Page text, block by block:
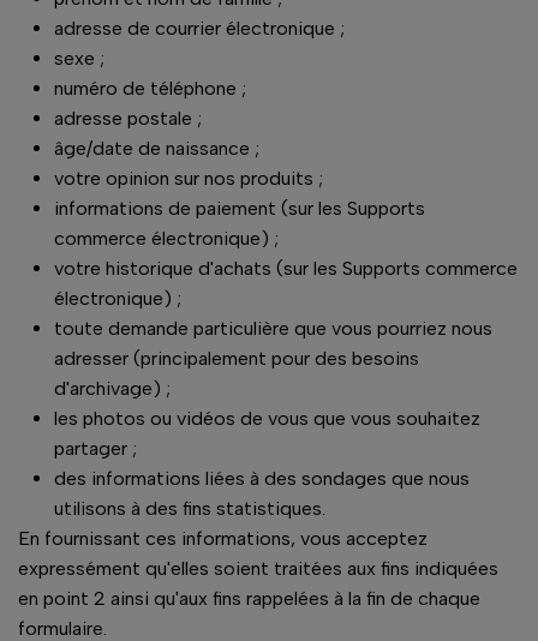
adresse de courrier électronique ;
sexe ;
numéro de téléphone ;
adresse postale ;
âge/date de naissance ;
votre opinion sur nos produits ;
informations de paiement (sur les Supports
commerce électronique) ;
votre historique d'achats (sur les Supports commerce
électronique) ;
toute demande particulière que vous pourriez nous
adresser (principalement pour des besoins
d'archivage) ;
les photos ou vidéos de vous que vous souhaitez
partager ;
des informations liées à des sondages que nous
utilisons à des fins statistiques.
En fournissant ces informations, vous acceptez
expressément qu'elles soient traitées aux fins indiquées
en point 2 ainsi qu'aux fins rappelées à la fin de chaque
formulaire.